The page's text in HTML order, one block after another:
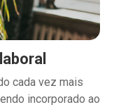
cada vez mais
incorporado ao